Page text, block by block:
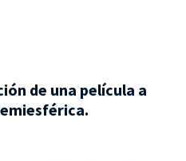
de una película a